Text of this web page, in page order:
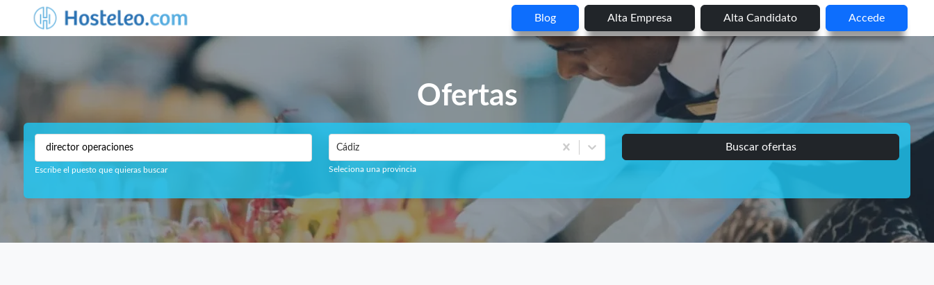
Blog Alta Empresa Alta Candidato Accede
Ofertas
Escribe el puesto que quieras buscar
Cádiz
Seleciona una provincia
Buscar ofertas